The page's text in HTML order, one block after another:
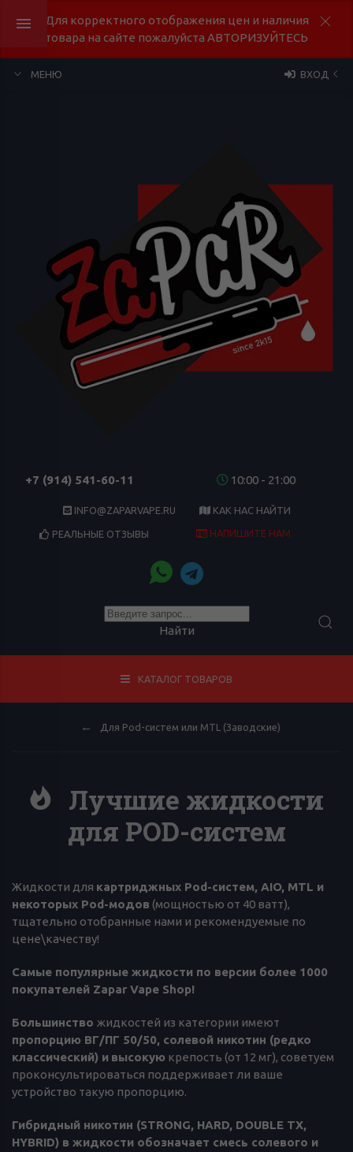
Для корректного отображения цен и наличия
товара на сайте пожалуйста АВТОРИЗУЙТЕСЬ
МЕНЮ ВХОД
+7 (914) 541-60-11 10:00 - 21:00
INFO@ZAPARVAPE.RU КАК НАС НАЙТИ
РЕАЛЬНЫЕ ОТЗЫВЫ НАПИШИТЕ НАМ
Найти
КАТАЛОГ ТОВАРОВ
Для Pod-систем или MTL (Заводские)
Лучшие жидкости
для POD-систем
Жидкости для картриджных Pod-систем, AIO, MTL и
некоторых Pod-модов (мощностью от 40 ватт),
тщательно отобранные нами и рекомендуемые по
цене\качеству!
Самые популярные жидкости по версии более 1000
покупателей Zapar Vape Shop!
Большинство жидкостей из категории имеют
пропорцию ВГ/ПГ 50/50, солевой никотин (редко
классический) и высокую крепость (от 12 мг), советуем
проконсультироваться поддерживает ли ваше
устройство такую пропорцию.
Гибридный никотин (STRONG, HARD, DOUBLE TX,
HYBRID) в жидкости обозначает смесь солевого и